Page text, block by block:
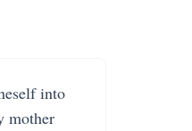
into
mother